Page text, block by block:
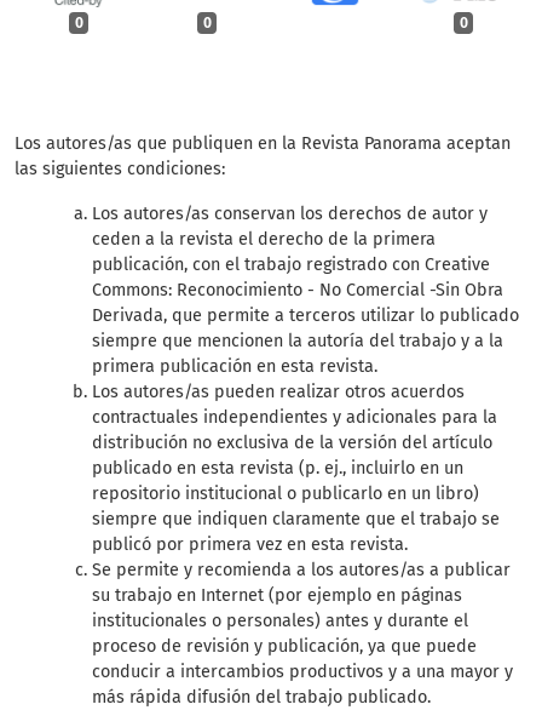
0 0 0
Los autores/as que publiquen en la Revista Panorama aceptan
las siguientes condiciones:
Los autores/as conservan los derechos de autor y
ceden a la revista el derecho de la primera
publicación, con el trabajo registrado con Creative
Commons: Reconocimiento - No Comercial -Sin Obra
Derivada, que permite a terceros utilizar lo publicado
siempre que mencionen la autoría del trabajo y a la
primera publicación en esta revista.
Los autores/as pueden realizar otros acuerdos
contractuales independientes y adicionales para la
distribución no exclusiva de la versión del artículo
publicado en esta revista (p. ej., incluirlo en un
repositorio institucional o publicarlo en un libro)
siempre que indiquen claramente que el trabajo se
publicó por primera vez en esta revista.
Se permite y recomienda a los autores/as a publicar
su trabajo en Internet (por ejemplo en páginas
institucionales o personales) antes y durante el
proceso de revisión y publicación, ya que puede
conducir a intercambios productivos y a una mayor y
más rápida difusión del trabajo publicado.